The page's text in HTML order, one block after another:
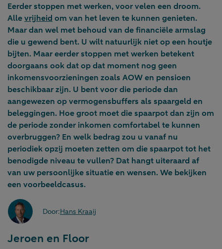
Eerder stoppen met werken, voor velen een droom.
Allevrijheid om van het leven te kunnen genieten.
Maar dan wel met behoud van de financiële armslag
die u gewend bent. U wilt natuurlijk niet op een houtje
bijten. Maar eerder stoppen met werken betekent
doorgaans ook dat op dat moment nog geen
inkomensvoorzieningen zoals AOW en pensioen
beschikbaar zijn. U bent voor die periode dan
aangewezen op vermogensbuffers als spaargeld en
beleggingen. Hoe groot moet die spaarpot dan zijn om
de periode zonder inkomen comfortabel te kunnen
overbruggen? En welk bedrag zou u vanaf nu
periodiek opzij moeten zetten om die spaarpot tot het
benodigde niveau te vullen? Dat hangt uiteraard af
van uw persoonlijke situatie en wensen. We bekijken
een voorbeeldcasus.
Door:Hans Kraaij
Jeroen en Floor